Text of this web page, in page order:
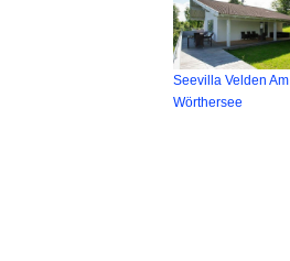
Seevilla Velden Am
Wörthersee